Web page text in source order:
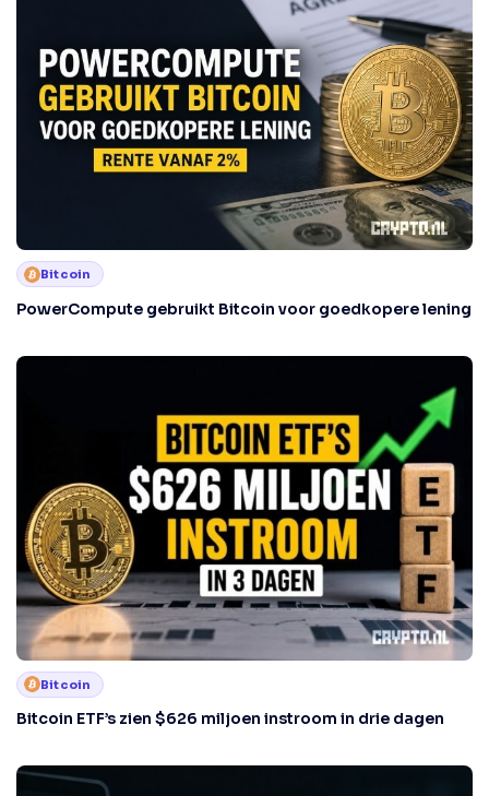
Bitcoin
PowerCompute gebruikt Bitcoin voor goedkopere lening
Bitcoin
Bitcoin ETF’s zien $626 miljoen instroom in drie dagen